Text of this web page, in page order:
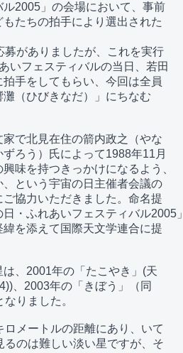
2005」の会場において、事前
たちの拍手により選出された
がありましたが、これを実行
いフェスティバルの当日、若田
手をしてもらい、今回は全員
（ひびきなだ）」にちなむ
で北見在住の箭内政之（やな
ろう）氏によって1988年11月
味を持つきっかけになるよう、
という宇宙の日主催者会議の
協力いただきました。命名提
・ふれあいフェスティバル2005」
を添えて国際天文学連合に提
、2001年の「たこやき」(天
、2003年の「きぼう」（同
りました。
メートルの距離にあり、いて
のは難しい淡い星ですが、そ